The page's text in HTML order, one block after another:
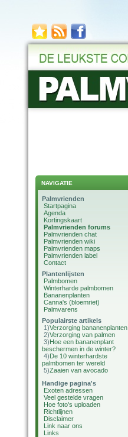
NAVIGATIE
Palmvrienden
Startpagina
Agenda
Kortingskaart
Palmvrienden forums
Palmvrienden chat
Palmvrienden wiki
Palmvrienden maps
Palmvrienden label
Contact
Plantenlijsten
Palmbomen
Winterharde palmbomen
Bananenplanten
Canna's (bloemriet)
Palmvarens
Populairste artikels
1)Verzorging bananenplanten
2)Verzorging van palmen
3)Hoe een bananenplant
beschermen in de winter?
4)De 10 winterhardste
palmbomen ter wereld
5)Zaaien van avocado
Handige pagina's
Exoten adressen
Veel gestelde vragen
Hoe foto's uploaden
Richtlijnen
Disclaimer
Link naar ons
Links